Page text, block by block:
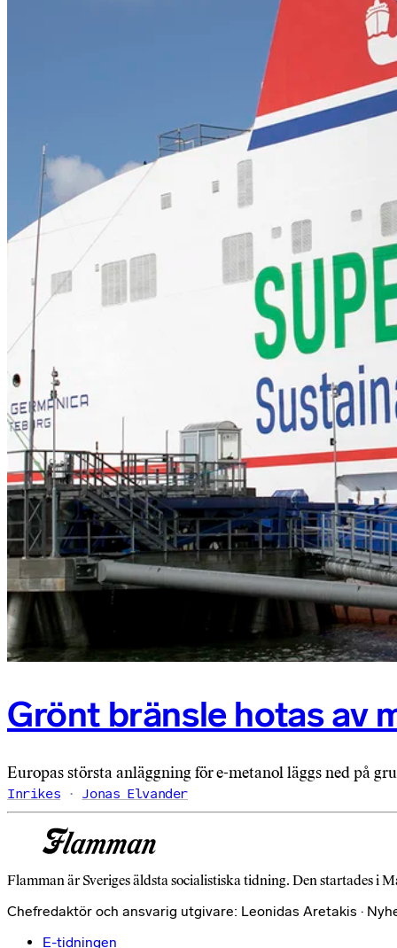
Grönt bränsle hotas av
Europas största anläggning för e-metanol läggs ned på
Inrikes Jonas Elvander
Flamman är Sveriges äldsta socialistiska tidning. Den startades i
Chefredaktör och ansvarig utgivare: Leonidas Aretakis ·
E-tidningen